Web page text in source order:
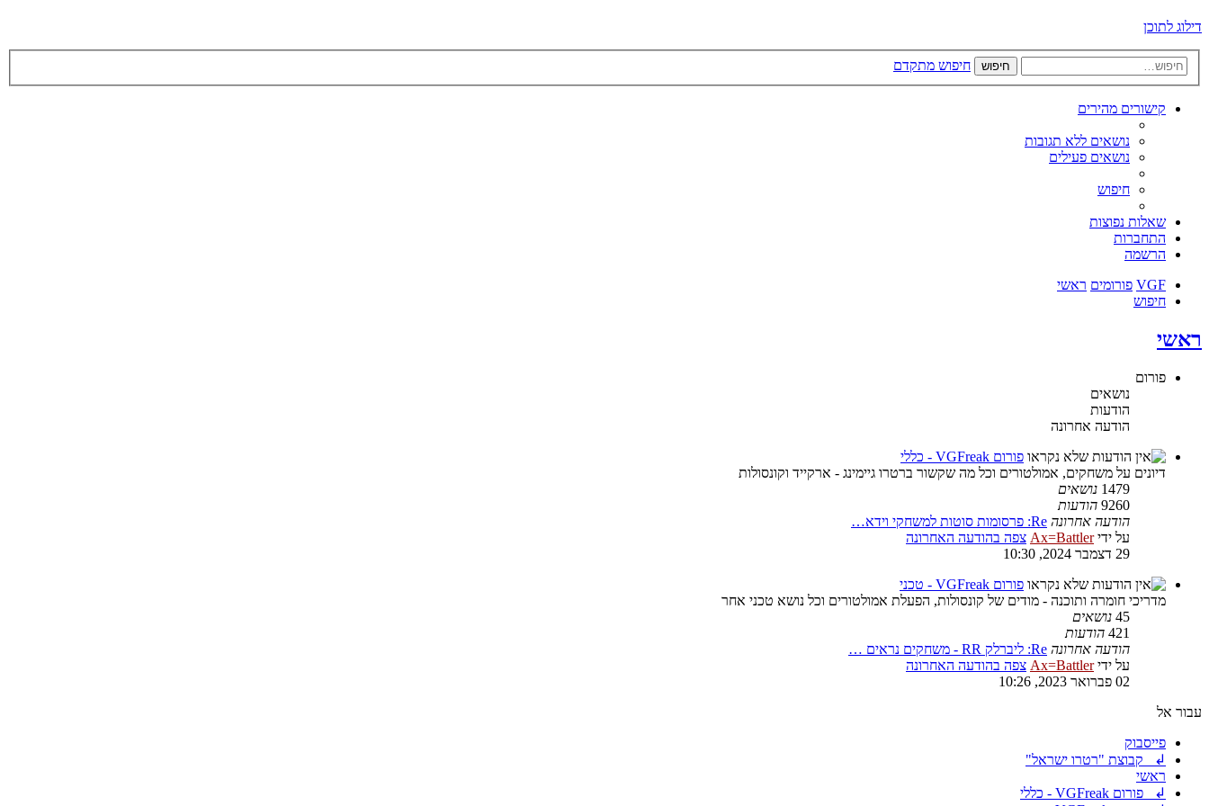
דילוג לתוכן
חיפוש חיפוש מתקדם
קישורים מהירים
נושאים ללא תגובות
נושאים פעילים
חיפוש
שאלות נפוצות
התחברות
הרשמה
VGF פורומים ראשי
חיפוש
ראשי
פורום
נושאים
הודעות
הודעה אחרונה
פורום VGFreak - כללי
דיונים על משחקים, אמולטורים וכל מה שקשור ברטרו גיימינג - ארקייד וקונסולות
1479 נושאים
9260 הודעות
הודעה אחרונה Re: פרסומות סוטות למשחקי וידא…
על ידיAx=Battler צפה בהודעה האחרונה
29 דצמבר 2024, 10:30
פורום VGFreak - טכני
מדריכי חומרה ותוכנה - מודים של קונסולות, הפעלת אמולטורים וכל נושא טכני אחר
45 נושאים
421 הודעות
הודעה אחרונה Re: ליברלק RR - משחקים נראים …
על ידיAx=Battler צפה בהודעה האחרונה
02 פברואר 2023, 10:26
עבור אל
פייסבוק
↲ קבוצת "רטרו ישראל"
ראשי
↲ פורום VGFreak - כללי